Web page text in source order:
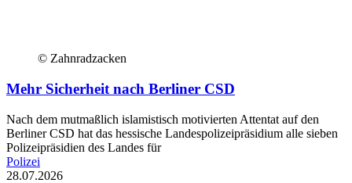
© Zahnradzacken
Mehr Sicherheit nach Berliner CSD
Nach dem mutmaßlich islamistisch motivierten Attentat auf den
Berliner CSD hat das hessische Landespolizeipräsidium alle sieben
Polizeipräsidien des Landes für
Polizei
28.07.2026